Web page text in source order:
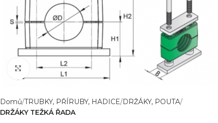
Zvětšit obrázek
Domů TRUBKY, PŘÍRUBY, HADICE DRŽÁKY, POUTA
DRŽÁKY TEŽKÁ ŘADA